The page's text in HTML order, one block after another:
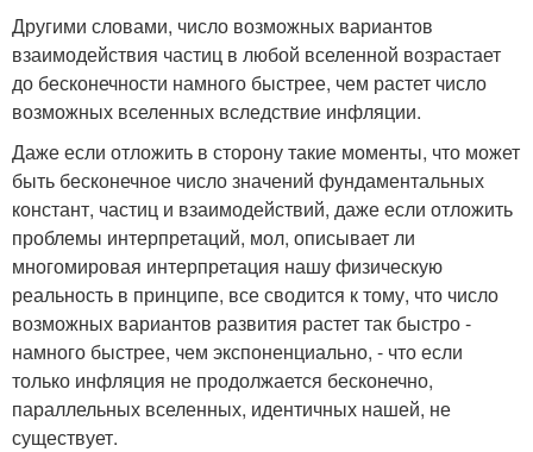
Другими словами, число возможных вариантов
взаимодействия частиц в любой вселенной возрастает
до бесконечности намного быстрее, чем растет число
возможных вселенных вследствие инфляции.
Даже если отложить в сторону такие моменты, что может
быть бесконечное число значений фундаментальных
констант, частиц и взаимодействий, даже если отложить
проблемы интерпретаций, мол, описывает ли
многомировая интерпретация нашу физическую
реальность в принципе, все сводится к тому, что число
возможных вариантов развития растет так быстро -
намного быстрее, чем экспоненциально, - что если
только инфляция не продолжается бесконечно,
параллельных вселенных, идентичных нашей, не
существует.